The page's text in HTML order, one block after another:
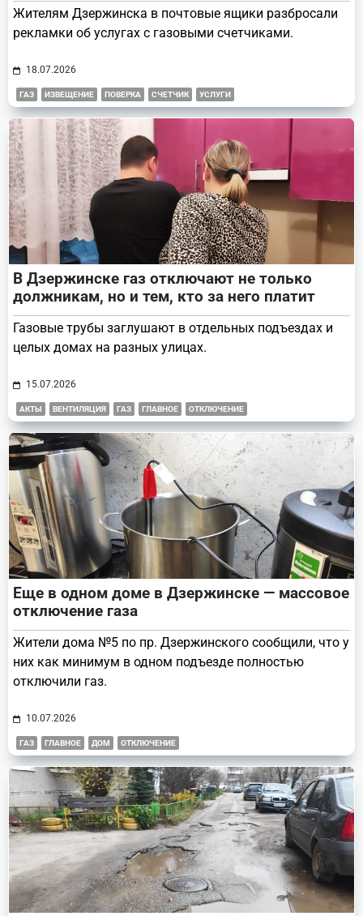
Жителям Дзержинска в почтовые ящики разбросали
рекламки об услугах с газовыми счетчиками.
18.07.2026
ГАЗ ИЗВЕЩЕНИЕ ПОВЕРКА СЧЕТЧИК УСЛУГИ
В Дзержинске газ отключают не только
должникам, но и тем, кто за него платит
Газовые трубы заглушают в отдельных подъездах и
целых домах на разных улицах.
15.07.2026
АКТЫ ВЕНТИЛЯЦИЯ ГАЗ ГЛАВНОЕ ОТКЛЮЧЕНИЕ
Еще в одном доме в Дзержинске — массовое
отключение газа
Жители дома №5 по пр. Дзержинского сообщили, что у
них как минимум в одном подъезде полностью
отключили газ.
10.07.2026
ГАЗ ГЛАВНОЕ ДОМ ОТКЛЮЧЕНИЕ